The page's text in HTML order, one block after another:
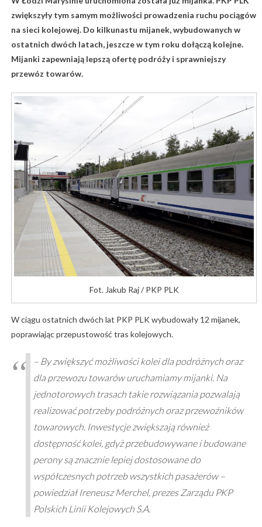
zwiększyły tym samym możliwości prowadzenia ruchu pociągów
na sieci kolejowej. Do kilkunastu mijanek, wybudowanych w
ostatnich dwóch latach, jeszcze w tym roku dołączą kolejne.
Mijanki zapewniają lepszą ofertę podróży i sprawniejszy
przewóz towarów.
Fot. Jakub Raj / PKP PLK
W ciągu ostatnich dwóch lat PKP PLK wybudowały 12 mijanek,
poprawiając przepustowość tras kolejowych.
– By zwiększyć możliwości kolei dla podróżnych oraz
dla przewozu towarów uruchamiamy mijanki. Na
jednotorowych trasach takie rozwiązania pozwalają
realizować potrzeby podróżnych oraz przewoźników
towarowych. Inwestycje zwiększają również
dostępność kolei, gdyż przebudowywane i budowane
perony są znacznie lepiej dostosowane do
współczesnych potrzeb wszystkich pasażerów –
powiedział Ireneusz Merchel, prezes Zarządu PKP
Polskich Linii Kolejowych S.A.